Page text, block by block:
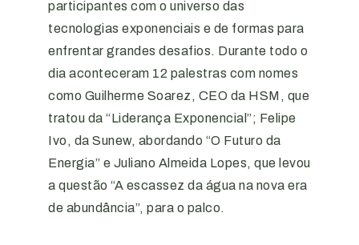
participantes com o universo das
tecnologias exponenciais e de formas para
enfrentar grandes desafios. Durante todo o
dia aconteceram 12 palestras com nomes
como Guilherme Soarez, CEO da HSM, que
tratou da “Liderança Exponencial”; Felipe
Ivo, da Sunew, abordando “O Futuro da
Energia” e Juliano Almeida Lopes, que levou
a questão “A escassez da água na nova era
de abundância”, para o palco.